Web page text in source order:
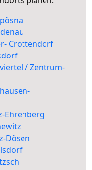
Crottendorf
/ Zentrum-
Ehrenberg
Dösen